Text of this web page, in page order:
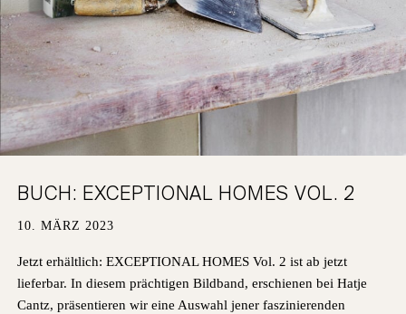
BUCH: EXCEPTIONAL HOMES VOL. 2
10. MÄRZ 2023
Jetzt erhältlich: EXCEPTIONAL HOMES Vol. 2 ist ab jetzt
lieferbar. In diesem prächtigen Bildband, erschienen bei Hatje
Cantz, präsentieren wir eine Auswahl jener faszinierenden